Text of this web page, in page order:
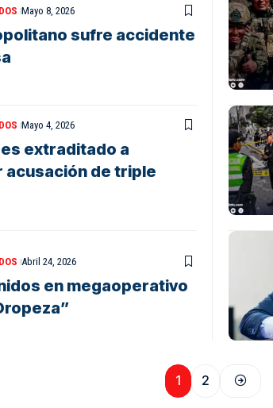
Mayo 8, 2026
sufre accidente
Mayo 4, 2026
extraditado a
acusación de triple
Abril 24, 2026
en megaoperativo
1 2